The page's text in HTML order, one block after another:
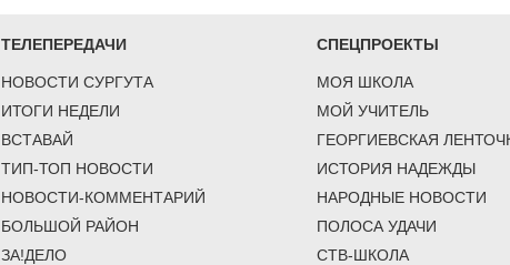
ТЕЛЕПЕРЕДАЧИ
НОВОСТИ СУРГУТА
ИТОГИ НЕДЕЛИ
ВСТАВАЙ
ТИП-ТОП НОВОСТИ
НОВОСТИ-КОММЕНТАРИЙ
БОЛЬШОЙ РАЙОН
ЗА!ДЕЛО
СПЕЦПРОЕКТЫ
МОЯ ШКОЛА
МОЙ УЧИТЕЛЬ
ГЕОРГИЕВСКАЯ
ИСТОРИЯ НАДЕЖДЫ
НАРОДНЫЕ НОВОСТИ
ПОЛОСА УДАЧИ
СТВ-ШКОЛА